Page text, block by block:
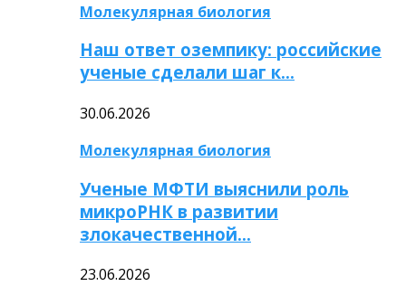
Молекулярная биология
Наш ответ оземпику: российские
ученые сделали шаг к…
30.06.2026
Молекулярная биология
Ученые МФТИ выяснили роль
микроРНК в развитии
злокачественной…
23.06.2026